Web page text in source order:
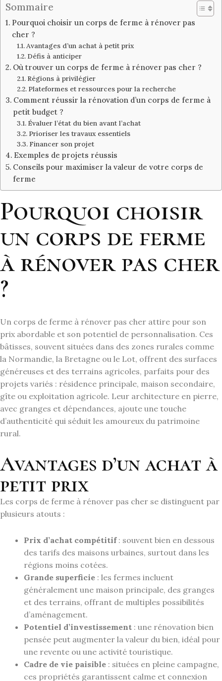
Sommaire
Pourquoi choisir un corps de ferme à rénover pas
cher ?
Avantages d’un achat à petit prix
Défis à anticiper
Où trouver un corps de ferme à rénover pas cher ?
Régions à privilégier
Plateformes et ressources pour la recherche
Comment réussir la rénovation d’un corps de ferme à
petit budget ?
Évaluer l’état du bien avant l’achat
Prioriser les travaux essentiels
Financer son projet
Exemples de projets réussis
Conseils pour maximiser la valeur de votre corps de
ferme
Pourquoi choisir
un corps de ferme
à rénover pas cher
?
Un corps de ferme à rénover pas cher attire pour son
prix abordable et son potentiel de personnalisation. Ces
bâtisses, souvent situées dans des zones rurales comme
la Normandie, la Bretagne ou le Lot, offrent des surfaces
généreuses et des terrains agricoles, parfaits pour des
projets variés : résidence principale, maison secondaire,
gîte ou exploitation agricole. Leur architecture en pierre,
avec granges et dépendances, ajoute une touche
d’authenticité qui séduit les amoureux du patrimoine
rural.
Avantages d’un achat à
petit prix
Les corps de ferme à rénover pas cher se distinguent par
plusieurs atouts :
Prix d’achat compétitif: souvent bien en dessous
des tarifs des maisons urbaines, surtout dans les
régions moins cotées.
Grande superficie : les fermes incluent
généralement une maison principale, des granges
et des terrains, offrant de multiples possibilités
d’aménagement.
Potentiel d’investissement : une rénovation bien
pensée peut augmenter la valeur du bien, idéal pour
une revente ou une activité touristique.
Cadre de vie paisible : situées en pleine campagne,
ces propriétés garantissent calme et connexion